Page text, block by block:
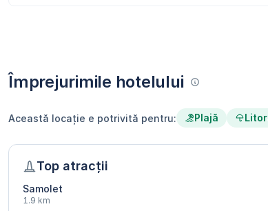
Împrejurimile hotelului
Această locație e potrivită pentru: Plajă
Top atracții
Samolet
1.9 km